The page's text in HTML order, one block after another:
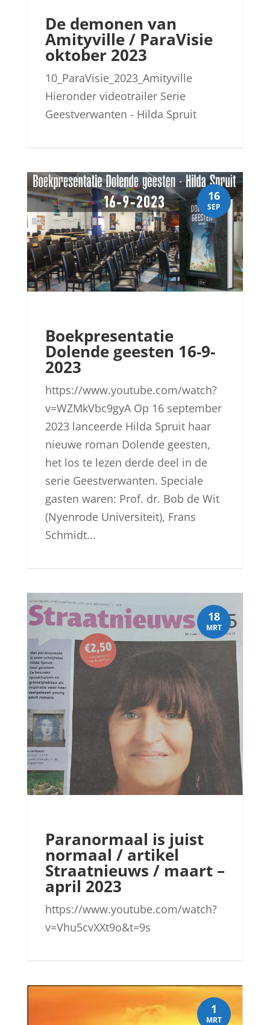
De demonen van
Amityville / ParaVisie
oktober 2023
10_ParaVisie_2023_Amityville
Hieronder videotrailer Serie
Geestverwanten - Hilda Spruit
Boekpresentatie
Dolende geesten 16-9-
2023
https://www.youtube.com/watch?
v=WZMkVbc9gyA Op 16 september
2023 lanceerde Hilda Spruit haar
nieuwe roman Dolende geesten,
het los te lezen derde deel in de
serie Geestverwanten. Speciale
gasten waren: Prof. dr. Bob de Wit
(Nyenrode Universiteit), Frans
Schmidt...
16
SEP
Paranormaal is juist
normaal / artikel
Straatnieuws / maart –
april 2023
https://www.youtube.com/watch?
v=Vhu5cvXXt9o&t=9s
18
MRT
1
MRT